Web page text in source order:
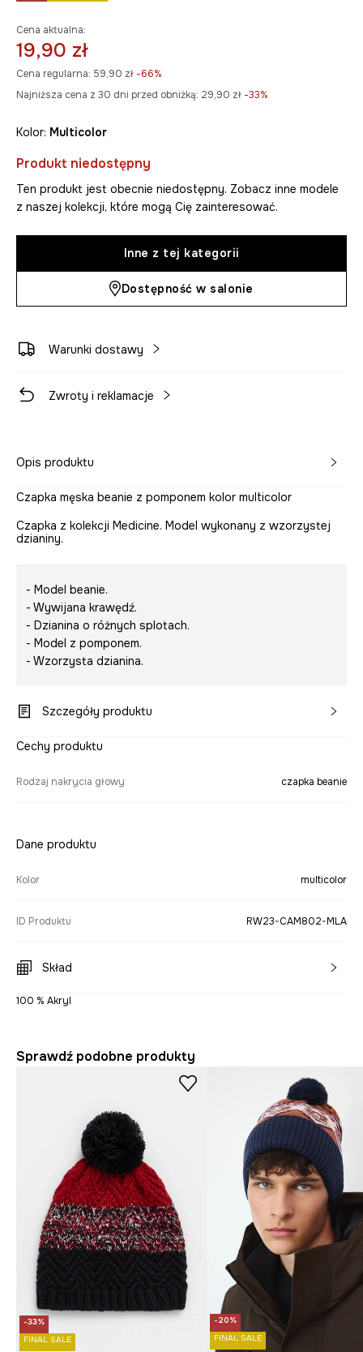
Cena aktualna:
19,90 zł
Cena regularna: 59,90 zł -66%
Najniższa cena z 30 dni przed obniżką: 29,90 zł -33%
Kolor: multicolor
Produkt niedostępny
Ten produkt jest obecnie niedostępny. Zobacz inne modele
z naszej kolekcji, które mogą Cię zainteresować.
Inne z tej kategorii
Dostępność w salonie
Warunki dostawy
Zwroty i reklamacje
Opis produktu
Czapka męska beanie z pomponem kolor multicolor
Czapka z kolekcji Medicine. Model wykonany z wzorzystej
dzianiny.
- Model beanie.
- Wywijana krawędź.
- Dzianina o różnych splotach.
- Model z pomponem.
- Wzorzysta dzianina.
Szczegóły produktu
Cechy produktu
Rodzaj nakrycia głowy czapka beanie
Dane produktu
Kolor multicolor
ID Produktu RW23-CAM802-MLA
Skład
100 % Akryl
Sprawdź podobne produkty
-33%
FINAL SALE
-20%
FINAL SALE